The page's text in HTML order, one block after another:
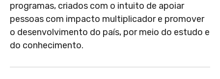
programas, criados com o intuito de apoiar
pessoas com impacto multiplicador e promover
o desenvolvimento do país, por meio do estudo e
do conhecimento.